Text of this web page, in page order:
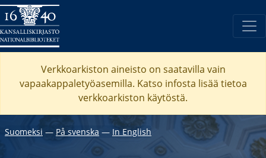
Verkkoarkiston aineisto on saatavilla vain
vapaakappaletyöasemilla. Katso infosta lisää tietoa
verkkoarkiston käytöstä.
Suomeksi ― På svenska ― In English